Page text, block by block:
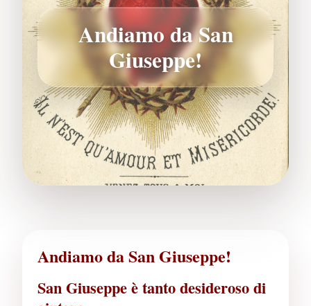
Andiamo da San
Giuseppe!
Andiamo da San Giuseppe!
San Giuseppe è tanto desideroso di